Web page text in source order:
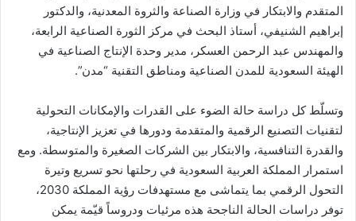
المتقدم والابتكار في وزارة الصناعة والثروة المعدنية، والدكتور
إبراهيم الشنيفي، أستاذ البحث في مركز الثورة الصناعية الرابعة،
والمهندس عبد الرحمن العسكر، مدير وحدة الإنتاج الصناعية في
الهيئة السعودية للمدن الصناعية ومناطق التقنية “مدن”.
وتسلّط كل دراسة حالة الضوء على القدرات والإمكانات التحولية
لتقنيات التصنيع الرقمية والمتقدمة ودورها في تعزيز الإنتاجية،
والقدرة التنافسية، والابتكار بين الشركات الصغيرة والمتوسطة. ومع
استمرار المملكة العربية السعودية في رحلتها نحو تسريع وتيرة
التحول الرقمي بما يتماشى مع مستهدفات رؤية المملكة 2030،
توفر دراسات الحالة الناجحة هذه مرئيات ودروساً قيّمة يمكن